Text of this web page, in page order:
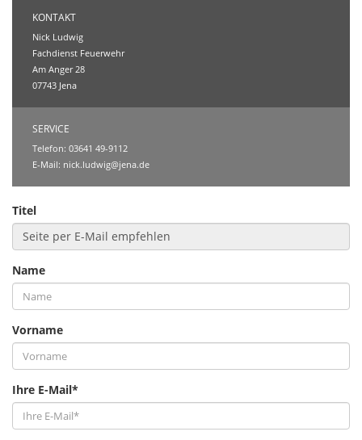
KONTAKT
Nick Ludwig
Fachdienst Feuerwehr
Am Anger 28
07743 Jena
SERVICE
Telefon: 03641 49-9112
E-Mail: nick.ludwig@jena.de
Titel
Name
Vorname
Ihre E-Mail*